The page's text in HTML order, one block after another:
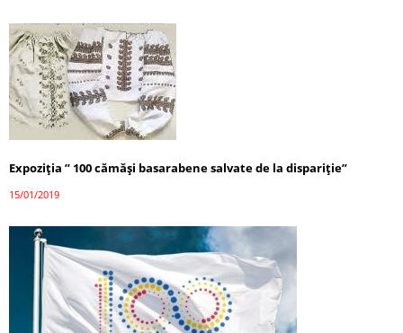
Expoziția ” 100 cămăși basarabene salvate de la dispariție”
15/01/2019